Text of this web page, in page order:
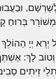
בְּרוּחַ
יְיָ הַהוֹלֵךְ
לָךְ:
זֵיתִים